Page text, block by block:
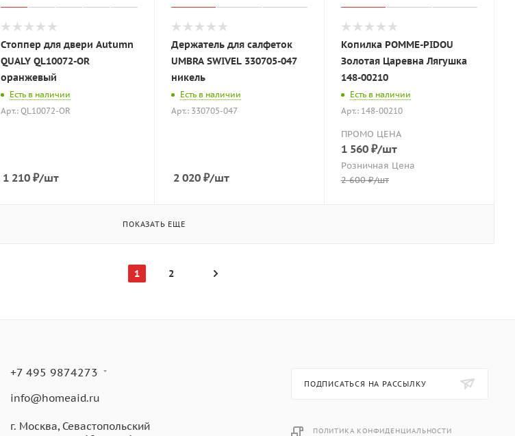
Стоппер для двери Autumn
QUALY QL10072-OR
оранжевый
Есть в наличии
Арт.: QL10072-OR
1 210 ₽/шт
Держатель для салфеток
UMBRA SWIVEL 330705-047
никель
Есть в наличии
Арт.: 330705-047
2 020₽/шт
Копилка POMME-PIDOU
Золотая Царевна Лягушка
148-00210
Есть в наличии
Арт.: 148-00210
ПРОМО ЦЕНА
1 560₽/шт
Розничная Цена
2 600₽/шт
ПОКАЗАТЬ ЕЩЕ
1 2
+7 495 9874273
info@homeaid.ru
г. Москва, Севастопольский
ПОДПИСАТЬСЯ НА РАССЫЛКУ
ПОЛИТИКА КОНФИДЕНЦИАЛЬНОСТИ